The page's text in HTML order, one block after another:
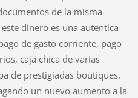
de la misma
dinero es una autentica
de gasto corriente, pago
caja chica de varias
de prestigiadas boutiques.
un nuevo aumento a la